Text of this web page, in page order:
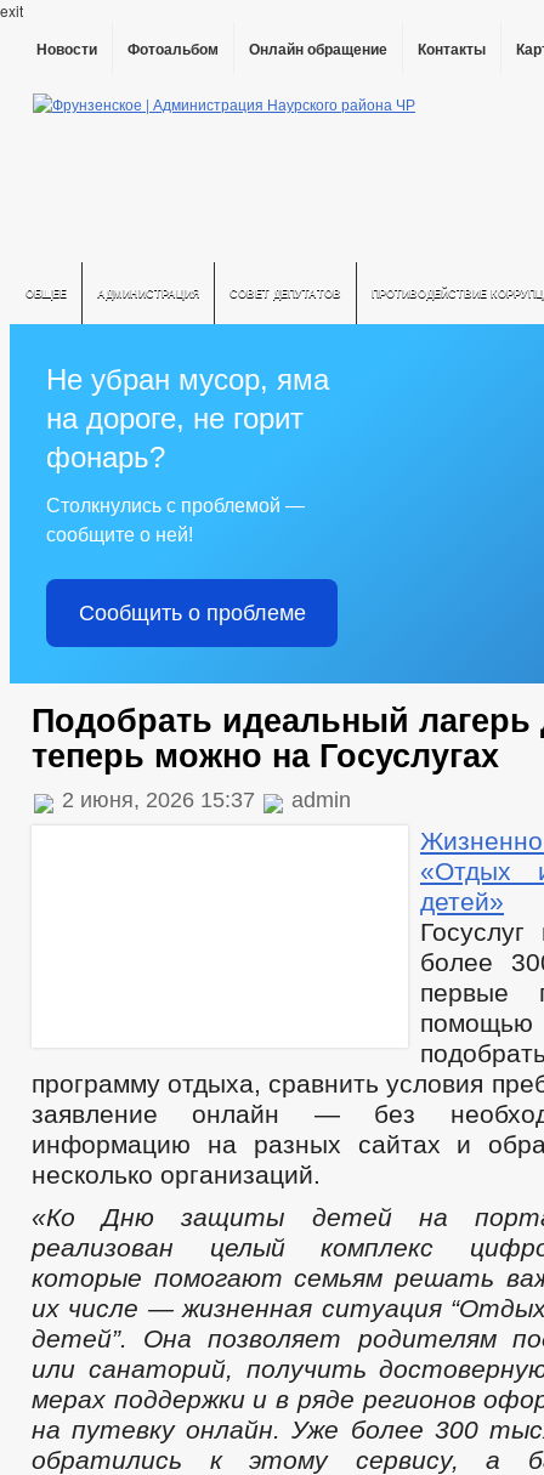
exit
Новости Фотоальбом Онлайн обращение Контакты
ОБЩЕЕ АДМИНИСТРАЦИЯ СОВЕТ ДЕПУТАТОВ ПРОТИВОДЕЙСТВИЕ
Не убран мусор, яма
на дороге, не горит
фонарь?
Столкнулись с проблемой —
сообщите о ней!
Сообщить о проблеме
Подобрать идеальный лагерь
теперь можно на Госуслугах
2 июня, 2026 15:37 admin
«Отдых
детей»
Госуслуг
более
первые
помощью
программу отдыха, сравнить условия
заявление онлайн — без
информацию на разных сайтах и
несколько организаций.
«Ко Дню защиты детей на
реализован целый комплекс
которые помогают семьям решать
их числе — жизненная ситуация
детей”. Она позволяет родителям
или санаторий, получить
мерах поддержки и в ряде регионов
на путевку онлайн. Уже более 300
обратились к этому сервису, а